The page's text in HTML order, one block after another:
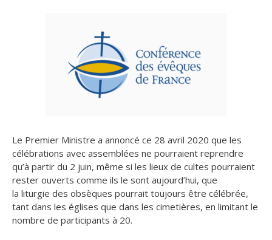
Le Premier Ministre a annoncé ce 28 avril 2020 que les
célébrations avec assemblées ne pourraient reprendre
qu’à partir du 2 juin, même si les lieux de cultes pourraient
rester ouverts comme ils le sont aujourd’hui, que
la liturgie des obsèques pourrait toujours être célébrée,
tant dans les églises que dans les cimetières, en limitant le
nombre de participants à 20.